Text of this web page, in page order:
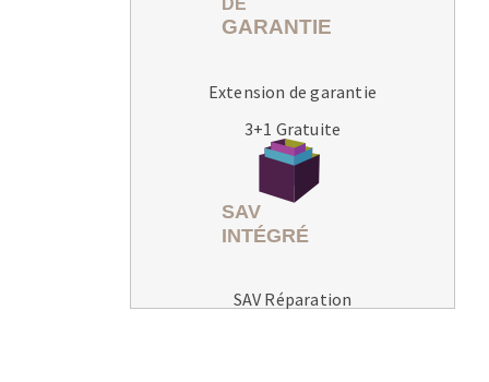
MACHINES POUR LE TRAVAIL DU
MÉTAL
Tronçonneuses
Extension de garantie
3+1 Gratuite
SAV Réparation